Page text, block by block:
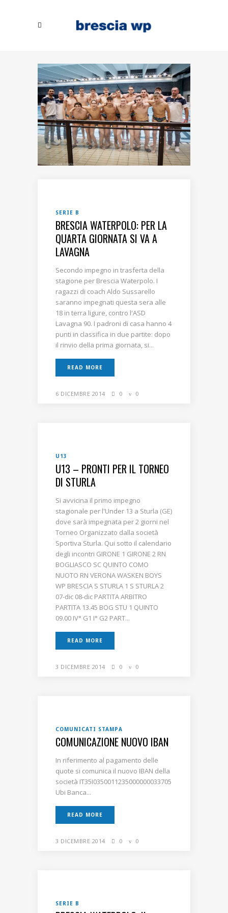
SERIE B
BRESCIA WATERPOLO: PER LA
QUARTA GIORNATA SI VA A
LAVAGNA
Secondo impegno in trasferta della
stagione per Brescia Waterpolo. I
ragazzi di coach Aldo Sussarello
saranno impegnati questa sera alle
18 in terra ligure, contro l'ASD
Lavagna 90. I padroni di casa hanno 4
punti in classifica in due partite: dopo
il rinvio della prima giornata, si...
READ MORE
6 DICEMBRE 2014 0 0
U13
U13 – PRONTI PER IL TORNEO
DI STURLA
Si avvicina il primo impegno
stagionale per l'Under 13 a Sturla (GE)
dove sarà impegnata per 2 giorni nel
Torneo Organizzato dalla società
Sportiva Sturla. Qui sotto il calendario
degli incontri GIRONE 1 GIRONE 2 RN
BOGLIASCO SC QUINTO COMO
NUOTO RN VERONA WASKEN BOYS
WP BRESCIA S STURLA 1 S STURLA 2
07-dic 08-dic PARTITA ARBITRO
PARTITA 13.45 BOG STU 1 QUINTO
09.00 IV° G1 I° G2 PART...
READ MORE
3 DICEMBRE 2014 0 0
COMUNICATI STAMPA
COMUNICAZIONE NUOVO IBAN
In riferimento al pagamento delle
quote si comunica il nuovo IBAN della
società IT35I0350011235000000033705
Ubi Banca...
READ MORE
3 DICEMBRE 2014 0 0
SERIE B